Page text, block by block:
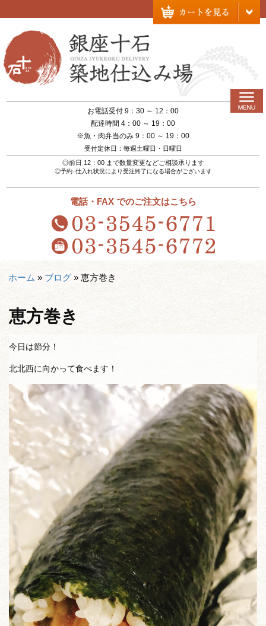
お電話受付 9：30 ～ 12：00
配達時間 4：00 ～ 19：00
※魚・肉弁当のみ 9：00 ～ 19：00
受付定休日：毎週土曜日・日曜日
◎前日 12：00 まで数量変更などご相談承ります
◎予約･仕入れ状況により受注終了になる場合がございます
電話・FAX でのご注文はこちら
ホーム » ブログ » 恵方巻き
恵方巻き
今日は節分！
北北西に向かって食べます！